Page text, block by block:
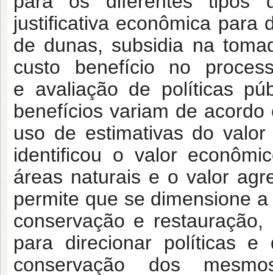
justificativa econômica para
de dunas, subsidia na
custo benefício no
e avaliação de políticas
benefícios variam de
uso de estimativas do
identificou o valor
áreas naturais e o valor
permite que se dimensione
conservação e
para direcionar políticas e
conservação dos